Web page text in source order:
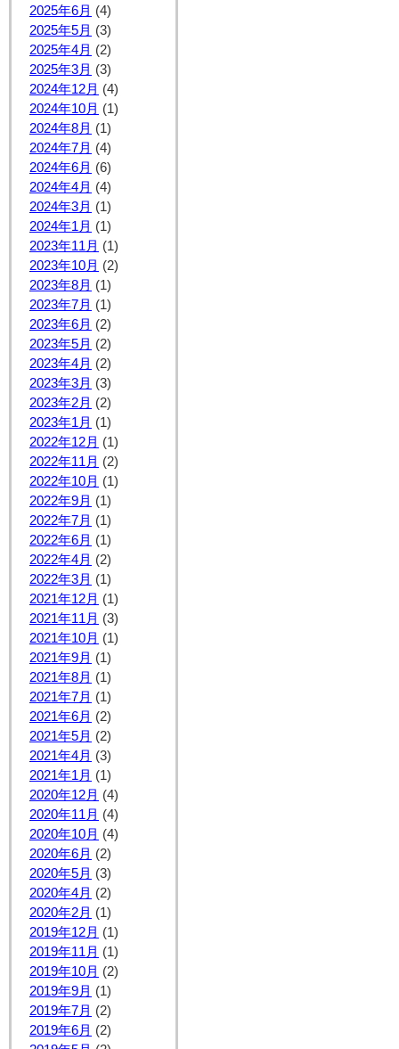
2025年6月 (4)
2025年5月 (3)
2025年4月 (2)
2025年3月 (3)
2024年12月 (4)
2024年10月 (1)
2024年8月 (1)
2024年7月 (4)
2024年6月 (6)
2024年4月 (4)
2024年3月 (1)
2024年1月 (1)
2023年11月 (1)
2023年10月 (2)
2023年8月 (1)
2023年7月 (1)
2023年6月 (2)
2023年5月 (2)
2023年4月 (2)
2023年3月 (3)
2023年2月 (2)
2023年1月 (1)
2022年12月 (1)
2022年11月 (2)
2022年10月 (1)
2022年9月 (1)
2022年7月 (1)
2022年6月 (1)
2022年4月 (2)
2022年3月 (1)
2021年12月 (1)
2021年11月 (3)
2021年10月 (1)
2021年9月 (1)
2021年8月 (1)
2021年7月 (1)
2021年6月 (2)
2021年5月 (2)
2021年4月 (3)
2021年1月 (1)
2020年12月 (4)
2020年11月 (4)
2020年10月 (4)
2020年6月 (2)
2020年5月 (3)
2020年4月 (2)
2020年2月 (1)
2019年12月 (1)
2019年11月 (1)
2019年10月 (2)
2019年9月 (1)
2019年7月 (2)
2019年6月 (2)